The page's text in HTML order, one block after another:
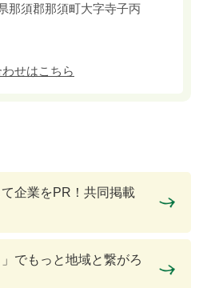
那須郡那須町大字寺子丙
せはこちら
企業をPR！共同掲載
でもっと地域と繋がろ